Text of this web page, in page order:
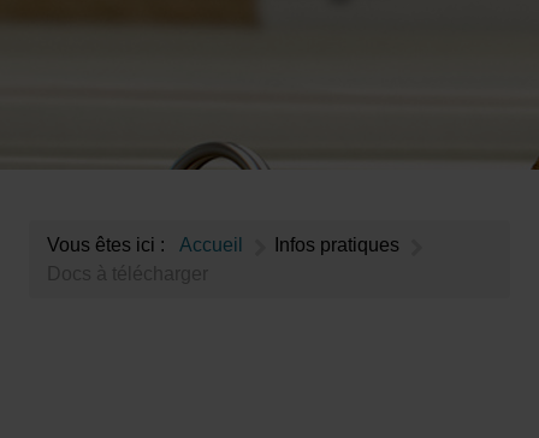
Vous êtes ici : Accueil
Infos pratiques